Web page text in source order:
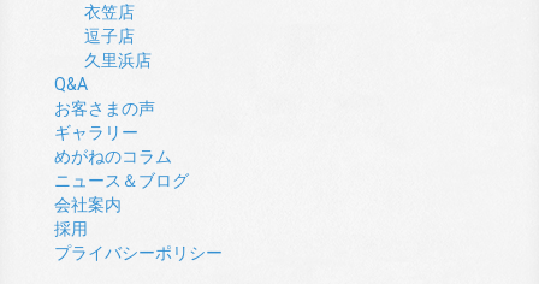
衣笠店
逗子店
久里浜店
Q&A
お客さまの声
ギャラリー
めがねのコラム
ニュース＆ブログ
会社案内
採用
プライバシーポリシー